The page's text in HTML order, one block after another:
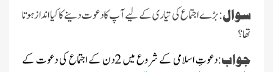
سوال:بڑے اجتماع کی تیاری کے لیے آپ کا دعوت دینے کا کیا اندازہوتا
تھا ؟
جواب:دعوتِ اسلامی کے شروع میں 2دن کے اجتماع
کی دعوت کےجانے دیں، علامہ محمد الیاس عطار
قادری